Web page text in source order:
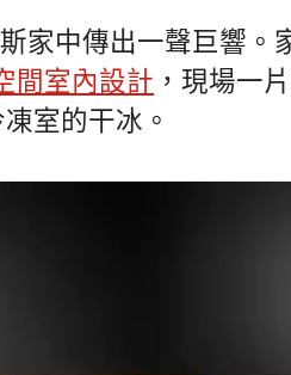
家中傳出一聲巨響。
間室內設計 ，現場一
室的干冰。